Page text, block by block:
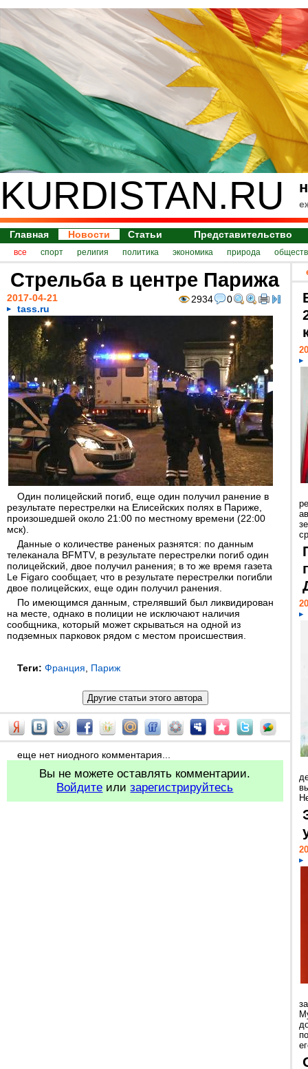
KURDISTAN.RU
Главная Новости Статьи Представительство
все спорт религия политика экономика природа
Стрельба в центре Парижа
2934 0
2017-04-21
tass.ru
Один полицейский погиб, еще один получил ранение в
результате перестрелки на Елисейских полях в Париже,
произошедшей около 21:00 по местному времени (22:00
мск).
Данные о количестве раненых разнятся: по данным
телеканала BFMTV, в результате перестрелки погиб один
полицейский, двое получил ранения; в то же время газета
Le Figaro сообщает, что в результате перестрелки погибли
двое полицейских, еще один получил ранения.
По имеющимся данным, стрелявший был ликвидирован
на месте, однако в полиции не исключают наличия
сообщника, который может скрываться на одной из
подземных парковок рядом с местом происшествия.
Теги: Франция Париж
еще нет ниодного комментария...
Вы не можете оставлять комментарии.
Войдите илизарегистрируйтесь